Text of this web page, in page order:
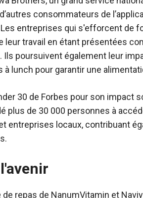
consommateurs de
Les entreprises qui s'efforcent de
leur travail en étant présentées
Ils poursuivent également leur
lunch pour garantir une
30 de Forbes pour son impact
plus de 30 000 personnes à
entreprises locaux, contribuant
repas de NanumVitamin et